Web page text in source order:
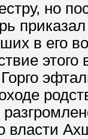
но
в его
Горго
власти